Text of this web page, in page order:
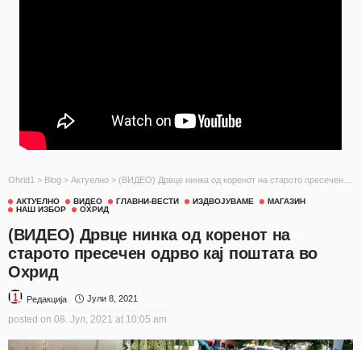
Ohrid1 > Blog > Актуелно > (ВИДЕО) Дрвце нинка од коренот на старото пресечен одрво кај поштата во Охрид
АКТУЕЛНО ВИДЕО ГЛАВНИ-ВЕСТИ ИЗДВОЈУВАМЕ
МАГАЗИН
НАШ ИЗБОР
ОХРИД
(ВИДЕО) Дрвце нинка од коренот на
старото пресечен одрво кај поштата во
Охрид
Редакција Јули 8, 2021
posted on 08. Јул, 2021 at 10:05 am